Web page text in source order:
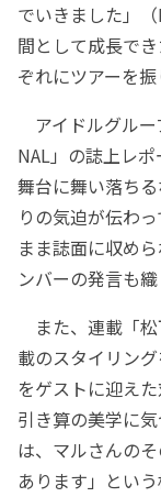
でいきました」
間として成長で
ぞれにツアーを振
アイドルグルー
NAL」の誌上レ
舞台に舞い落ち
りの気迫が伝わ
まま誌面に収め
ンバーの発言も
また、連載「
載のスタイリン
をゲストに迎え
引き算の美学に
は、マルさんの
あります」とい